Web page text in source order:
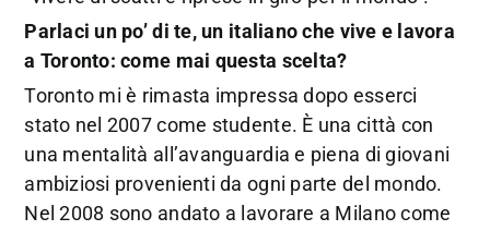
Parlaci un po’ di te, un italiano che vive e lavora
a Toronto: come mai questa scelta?
Toronto mi è rimasta impressa dopo esserci
stato nel 2007 come studente. È una città con
una mentalità all’avanguardia e piena di giovani
ambiziosi provenienti da ogni parte del mondo.
Nel 2008 sono andato a lavorare a Milano come